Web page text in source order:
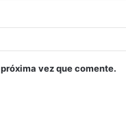
vez que comente.